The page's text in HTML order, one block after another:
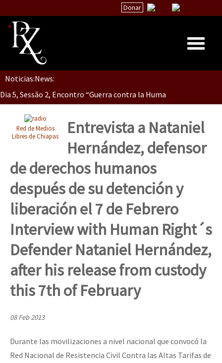
Donar
Inicio
Quiénes Somos
La palabra del EZLN
Encuentros
Chiapas
México
Latinoamérica
Mundo
EZLN
La Sexta
AutonomÍa y Resistencia
Presos
Noticias:News:
Dia 5, Sessão 2, Encontro “Guerra contra la Humanidad”
Dia 5, sessão 1, do Encontro “Guerra contra a Humanidade”(As
Dia 4 – Encontro “Guerra contra a Humanidade” (As populações
Dia 3 do Encontro “Guerra contra a Humanidade”
Dia 2 do Encontro “Guerra contra a Humanidad”
[CDMX – 20 julio] Jornadas globales por la libertad de Jesús
Red de Medios
Libres de Chiapas
Entrevista a Nataniel
Hernández, defensor
de derechos humanos
después de su detención y
liberación el 7 de Febrero
Interview with Human Right´s
Defender Nataniel Hernández,
after his release from custody
this 7th of February
08 Feb 2013
Durante las movilizaciones a nivel nacional que convocó la
Red Nacional de Resistencia Civil Contra las Altas Tarifas de